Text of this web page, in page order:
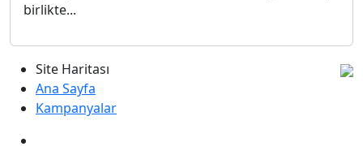
birlikte...
Site Haritası
Ana Sayfa
Kampanyalar